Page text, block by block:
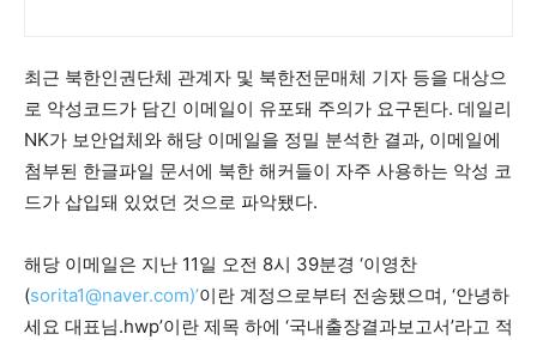
최근 북한인권단체 관계자 및 북한전문매체 기자 등을 대상으
로 악성코드가 담긴 이메일이 유포돼 주의가 요구된다. 데일리
NK가 보안업체와 해당 이메일을 정밀 분석한 결과, 이메일에
첨부된 한글파일 문서에 북한 해커들이 자주 사용하는 악성 코
드가 삽입돼 있었던 것으로 파악됐다.
해당 이메일은 지난 11일 오전 8시 39분경 ‘이영찬
(sorita1@naver.com)’이란 계정으로부터 전송됐으며, ‘안녕하
세요 대표님.hwp’이란 제목 하에 ‘국내출장결과보고서’라고 적